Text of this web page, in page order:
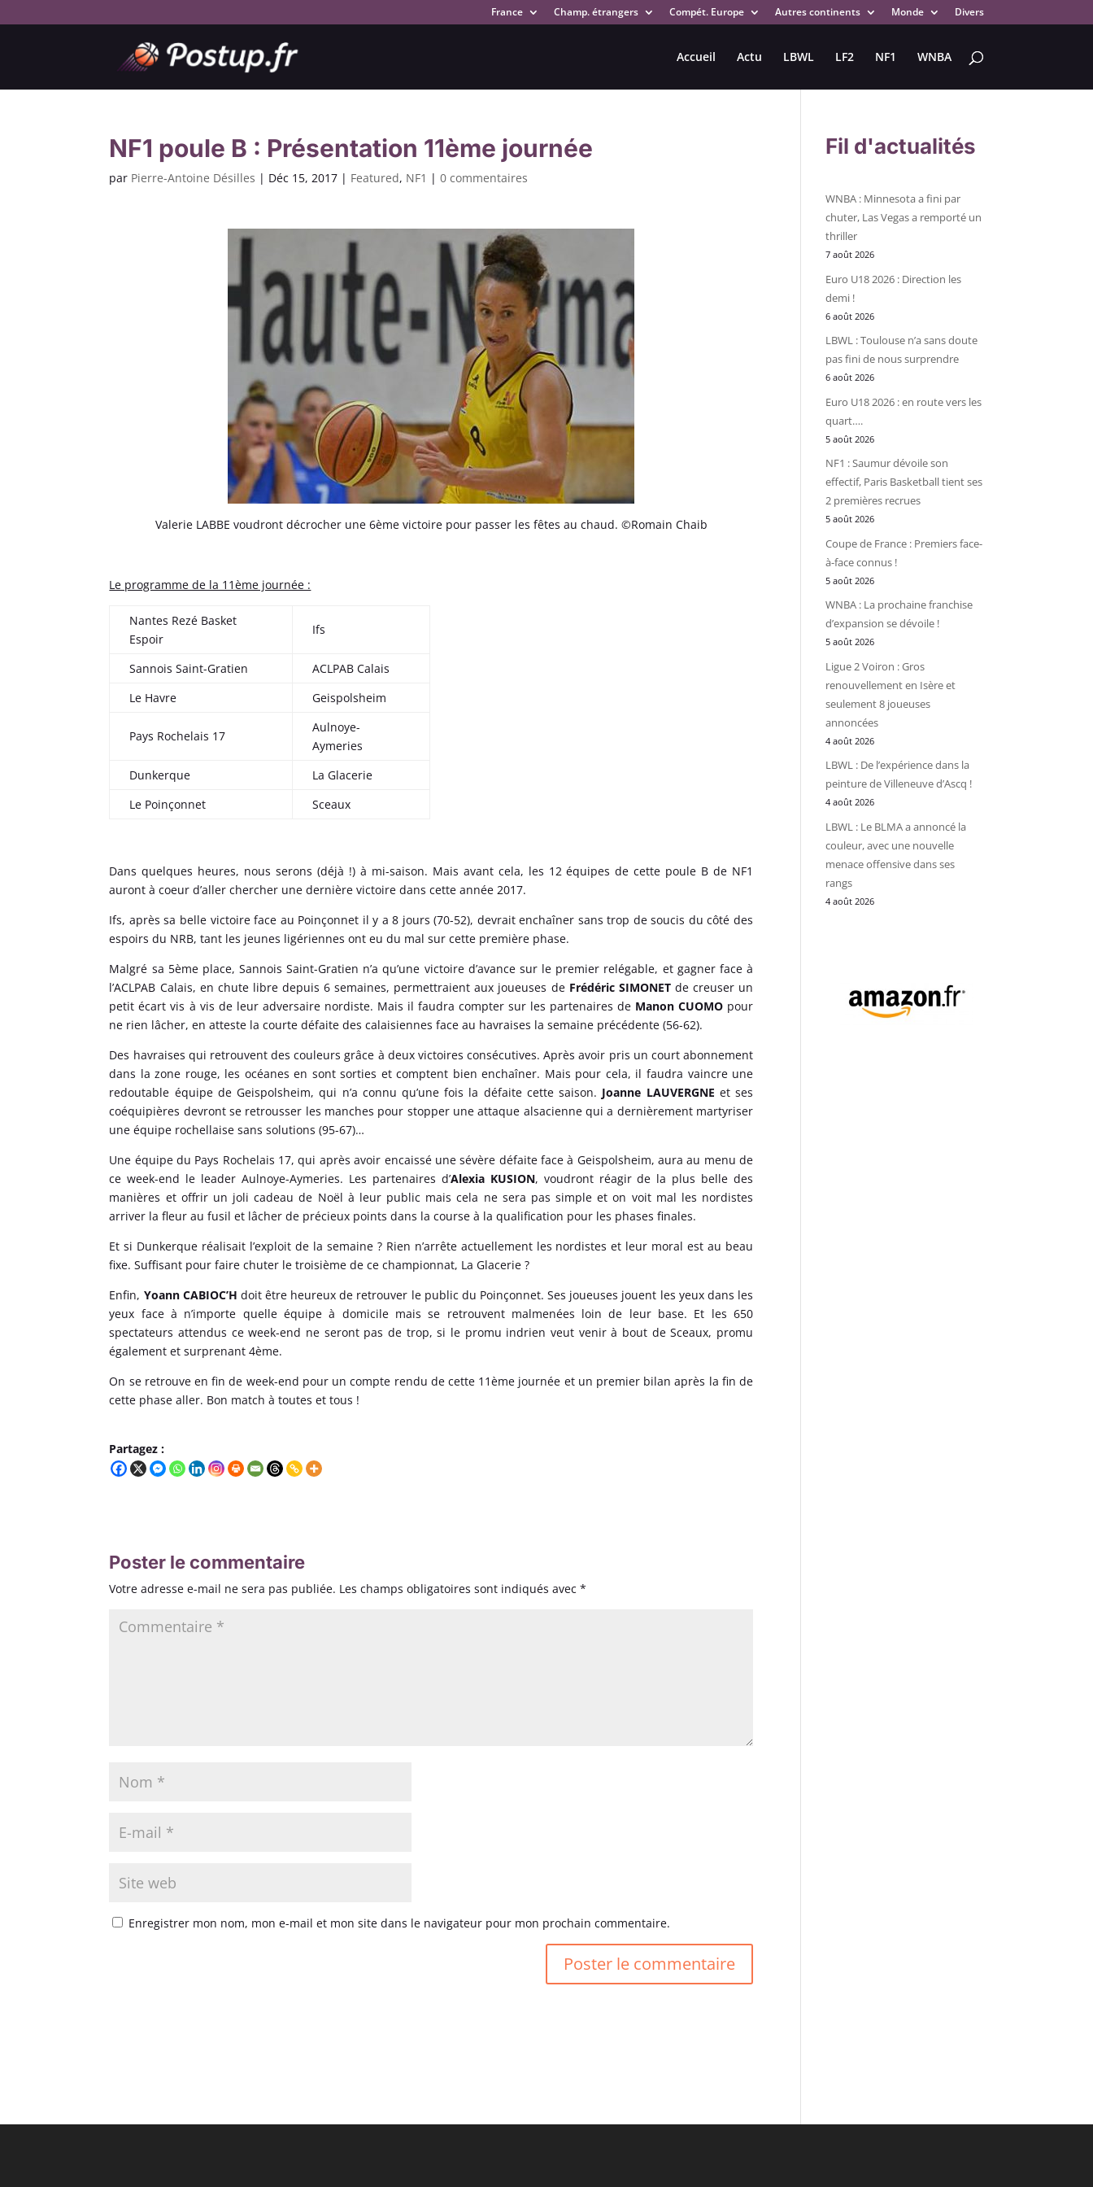
France Champ. étrangers Compét. Europe Autres continents Monde Divers
Accueil Actu LBWL LF2 NF1 WNBA
NF1 poule B : Présentation 11ème journée
par Pierre-Antoine Désilles | Déc 15, 2017 | Featured, NF1 |0 commentaires
Valerie LABBE voudront décrocher une 6ème victoire pour passer les fêtes au chaud. ©Romain Chaib
Le programme de la 11ème journée :
Nantes Rezé Basket
Espoir
Ifs
Sannois Saint-Gratien
ACLPAB Calais
Le Havre
Geispolsheim
Pays Rochelais 17
Aulnoye-
Aymeries
Dunkerque
La Glacerie
Le Poinçonnet
Sceaux
Dans quelques heures, nous serons (déjà !) à mi-saison. Mais avant cela, les 12 équipes de cette poule B de NF1
auront à coeur d’aller chercher une dernière victoire dans cette année 2017.
Ifs, après sa belle victoire face au Poinçonnet il y a 8 jours (70-52), devrait enchaîner sans trop de soucis du côté des
espoirs du NRB, tant les jeunes ligériennes ont eu du mal sur cette première phase.
Malgré sa 5ème place, Sannois Saint-Gratien n’a qu’une victoire d’avance sur le premier relégable, et gagner face à
l’ACLPAB Calais, en chute libre depuis 6 semaines, permettraient aux joueuses de Frédéric SIMONETde creuser un
petit écart vis à vis de leur adversaire nordiste. Mais il faudra compter sur les partenaires de Manon CUOMO pour
ne rien lâcher, en atteste la courte défaite des calaisiennes face au havraises la semaine précédente (56-62).
Des havraises qui retrouvent des couleurs grâce à deux victoires consécutives. Après avoir pris un court abonnement
dans la zone rouge, les océanes en sont sorties et comptent bien enchaîner. Mais pour cela, il faudra vaincre une
redoutable équipe de Geispolsheim, qui n’a connu qu’une fois la défaite cette saison. Joanne LAUVERGNE et ses
coéquipières devront se retrousser les manches pour stopper une attaque alsacienne qui a dernièrement martyriser
une équipe rochellaise sans solutions (95-67)…
Une équipe du Pays Rochelais 17, qui après avoir encaissé une sévère défaite face à Geispolsheim, aura au menu de
ce week-end le leader Aulnoye-Aymeries. Les partenaires d’Alexia KUSION, voudront réagir de la plus belle des
manières et offrir un joli cadeau de Noël à leur public mais cela ne sera pas simple et on voit mal les nordistes
arriver la fleur au fusil et lâcher de précieux points dans la course à la qualification pour les phases finales.
Et si Dunkerque réalisait l’exploit de la semaine ? Rien n’arrête actuellement les nordistes et leur moral est au beau
fixe. Suffisant pour faire chuter le troisième de ce championnat, La Glacerie ?
Enfin, Yoann CABIOC’H doit être heureux de retrouver le public du Poinçonnet. Ses joueuses jouent les yeux dans les
yeux face à n’importe quelle équipe à domicile mais se retrouvent malmenées loin de leur base. Et les 650
spectateurs attendus ce week-end ne seront pas de trop, si le promu indrien veut venir à bout de Sceaux, promu
également et surprenant 4ème.
On se retrouve en fin de week-end pour un compte rendu de cette 11ème journée et un premier bilan après la fin de
cette phase aller. Bon match à toutes et tous !
Partagez :
Poster le commentaire
Votre adresse e-mail ne sera pas publiée. Les champs obligatoires sont indiqués avec*
Enregistrer mon nom, mon e-mail et mon site dans le navigateur pour mon prochain commentaire.
Fil d'actualités
WNBA : Minnesota a fini par
chuter, Las Vegas a remporté un
thriller
7 août 2026
Euro U18 2026 : Direction les
demi !
6 août 2026
LBWL : Toulouse n’a sans doute
pas fini de nous surprendre
6 août 2026
Euro U18 2026 : en route vers les
quart….
5 août 2026
NF1 : Saumur dévoile son
effectif, Paris Basketball tient ses
2 premières recrues
5 août 2026
Coupe de France : Premiers face-
à-face connus !
5 août 2026
WNBA : La prochaine franchise
d’expansion se dévoile !
5 août 2026
Ligue 2 Voiron : Gros
renouvellement en Isère et
seulement 8 joueuses
annoncées
4 août 2026
LBWL : De l’expérience dans la
peinture de Villeneuve d’Ascq !
4 août 2026
LBWL : Le BLMA a annoncé la
couleur, avec une nouvelle
menace offensive dans ses
rangs
4 août 2026